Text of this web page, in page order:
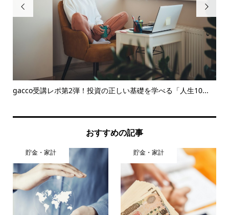

gacco受講レポ第2弾！投資の正しい基礎を学べる「人生10...

おすすめの記事
貯金・家計 貯金・家計